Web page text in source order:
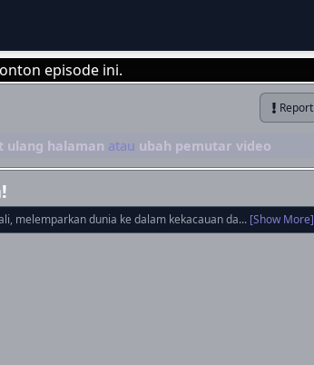
episode ini.
Report
ulang halaman atau ubah pemutar video
melemparkan dunia ke dalam kekacauan da... [Show More]